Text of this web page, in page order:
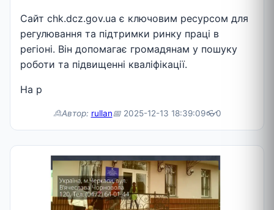
Сайт chk.dcz.gov.ua є ключовим ресурсом для
регулювання та підтримки ринку праці в
регіоні. Він допомагає громадянам у пошуку
роботи та підвищенні кваліфікації.
На р
🙎Автор: rullan📅2025-12-13 18:39:09👓0